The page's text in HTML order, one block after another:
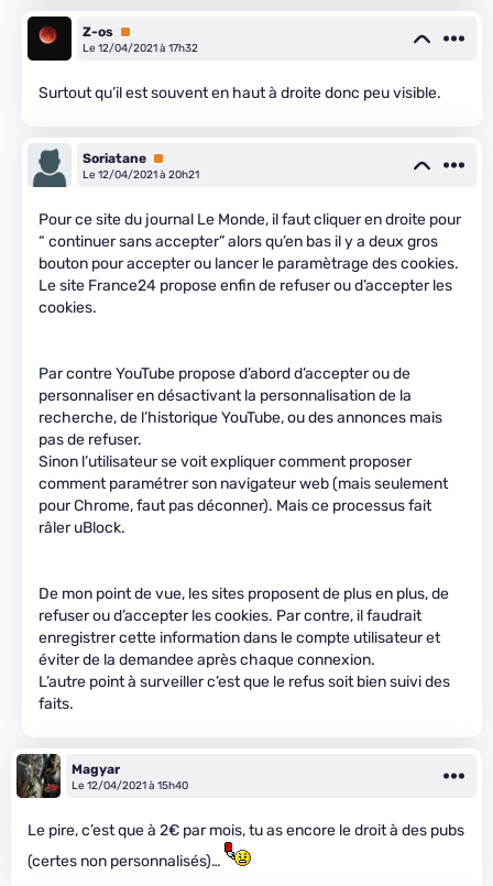
Z-os Premium
Le 12/04/2021 à 17h32
Surtout qu’il est souvent en haut à droite donc peu visible.
Soriatane Premium
Le 12/04/2021 à 20h21
Pour ce site du journal Le Monde, il faut cliquer en droite pour
“ continuer sans accepter” alors qu’en bas il y a deux gros
bouton pour accepter ou lancer le paramètrage des cookies.
Le site France24 propose enfin de refuser ou d’accepter les
cookies.
Par contre YouTube propose d’abord d’accepter ou de
personnaliser en désactivant la personnalisation de la
recherche, de l’historique YouTube, ou des annonces mais
pas de refuser.
Sinon l’utilisateur se voit expliquer comment proposer
comment paramétrer son navigateur web (mais seulement
pour Chrome, faut pas déconner). Mais ce processus fait
râler uBlock.
De mon point de vue, les sites proposent de plus en plus, de
refuser ou d’accepter les cookies. Par contre, il faudrait
enregistrer cette information dans le compte utilisateur et
éviter de la demandee après chaque connexion.
L’autre point à surveiller c’est que le refus soit bien suivi des
faits.
Magyar
Le 12/04/2021 à 15h40
Le pire, c’est que à 2€ par mois, tu as encore le droit à des pubs
(certes non personnalisés)…